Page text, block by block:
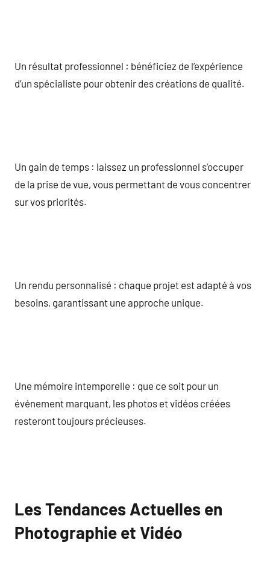
Un résultat professionnel : bénéficiez de l’expérience
d’un spécialiste pour obtenir des créations de qualité.
Un gain de temps : laissez un professionnel s’occuper
de la prise de vue, vous permettant de vous concentrer
sur vos priorités.
Un rendu personnalisé : chaque projet est adapté à vos
besoins, garantissant une approche unique.
Une mémoire intemporelle : que ce soit pour un
événement marquant, les photos et vidéos créées
resteront toujours précieuses.
Les Tendances Actuelles en
Photographie et Vidéo